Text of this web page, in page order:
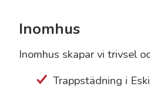
Inomhus
Inomhus skapar vi trivsel
Trappstädning i